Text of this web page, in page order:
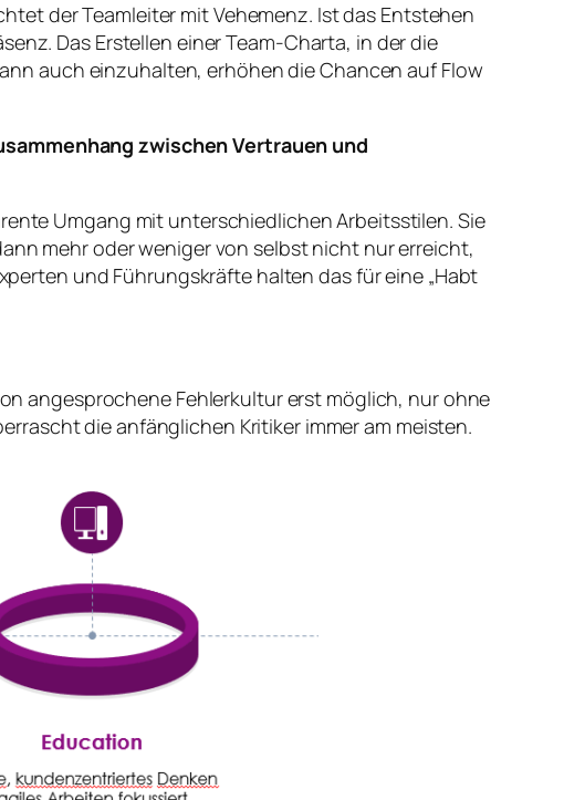
der Teamleiter mit Vehemenz. Ist das Entstehen
Das Erstellen einer Team-Charta, in der die
auch einzuhalten, erhöhen die Chancen auf Flow
zwischen Vertrauen und
Umgang mit unterschiedlichen Arbeitsstilen. Sie
mehr oder weniger von selbst nicht nur erreicht,
und Führungskräfte halten das für eine „Habt
angesprochene Fehlerkultur erst möglich, nur ohne
die anfänglichen Kritiker immer am meisten.